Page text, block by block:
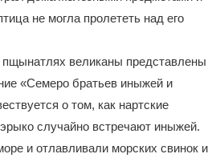
не могла пролететь над его
пщынатлях великаны представлены
«Семеро братьев иныжей и
о том, как нартские
случайно встречают иныжей.
и отлавливали морских свинок и